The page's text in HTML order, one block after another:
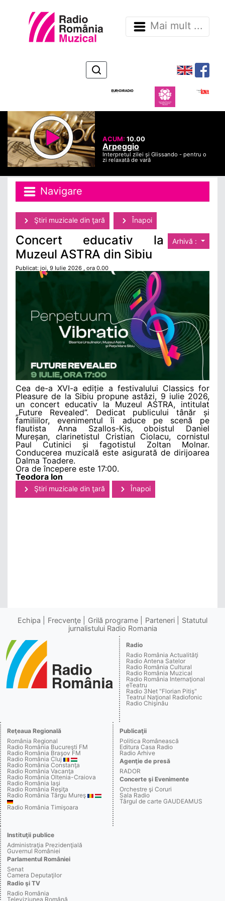
Mai mult ...
ACUM:10.00
Arpeggio
Interpretul zilei și Glissando - pentru o
zi relaxată de vară
Navigare
Ştiri muzicale din ţară Înapoi
Arhivă :
Concert educativ la
Muzeul ASTRA din Sibiu
Publicat: joi, 9 Iulie 2026 , ora 0.00
Cea de-a XVI-a ediție a festivalului Classics for
Pleasure de la Sibiu propune astăzi, 9 iulie 2026,
un concert educativ la Muzeul ASTRA, intitulat
„Future Revealed”. Dedicat publicului tânăr și
familiilor, evenimentul îi aduce pe scenă pe
flautista Anna Szallos-Kis, oboistul Daniel
Mureșan, clarinetistul Cristian Ciolacu, cornistul
Paul Cutinici și fagotistul Zoltan Molnar.
Conducerea muzicală este asigurată de dirijoarea
Dalma Toadere.
Ora de începere este 17:00.
Teodora Ion
Ştiri muzicale din ţară Înapoi
Echipa Frecvenţe Grilă programe Parteneri
Statutul
jurnalistului Radio Romania
Radio
Radio România Actualităţi
Radio Antena Satelor
Radio România Cultural
Radio România Muzical
Radio România Internaţional
eTeatru
Radio 3Net "Florian Pitiş"
Teatrul Naţional Radiofonic
Radio Chişinău
Reţeaua Regională
România Regional
Radio România Bucureşti FM
Radio România Braşov FM
Radio România Cluj
Radio România Constanţa
Radio România Vacanţa
Radio România Oltenia-Craiova
Radio România Iaşi
Radio România Reşiţa
Radio România Târgu Mureş
Radio România Timişoara
Publicaţii
Politica Românească
Editura Casa Radio
Radio Arhive
Agenţie de presă
RADOR
Concerte şi Evenimente
Orchestre şi Coruri
Sala Radio
Târgul de carte GAUDEAMUS
Instituţii publice
Administraţia Prezidenţială
Guvernul României
Parlamentul României
Senat
Camera Deputaţilor
Radio şi TV
Radio România
Televiziunea Română